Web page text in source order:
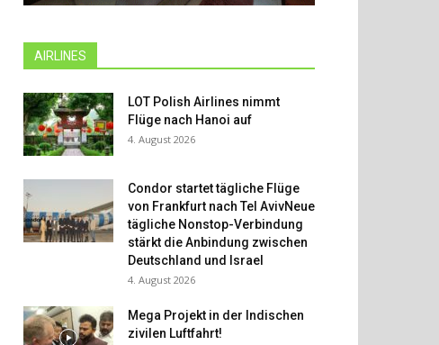
AIRLINES
LOT Polish Airlines nimmt
Flüge nach Hanoi auf
4. August 2026
Condor startet tägliche Flüge
von Frankfurt nach Tel AvivNeue
tägliche Nonstop-Verbindung
stärkt die Anbindung zwischen
Deutschland und Israel
4. August 2026
Mega Projekt in der Indischen
zivilen Luftfahrt!